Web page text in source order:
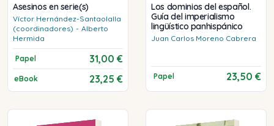
Asesinos en serie(s)
Víctor Hernández-Santaolalla
(coordinadores) - Alberto
Hermida
Papel 31,00 €
eBook 23,25 €
Los dominios del español.
Guía del imperialismo
lingüístico panhispánico
Juan Carlos Moreno Cabrera
Papel 23,50 €